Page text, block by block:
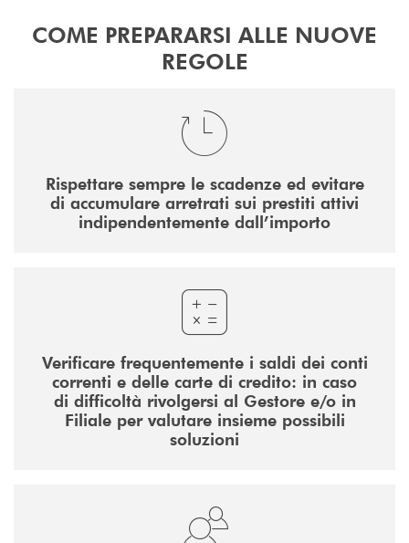
COME PREPARARSI ALLE NUOVE
REGOLE
Rispettare sempre le scadenze ed evitare
di accumulare arretrati sui prestiti attivi
indipendentemente dall’importo
Verificare frequentemente i saldi dei conti
correnti e delle carte di credito: in caso
di difficoltà rivolgersi al Gestore e/o in
Filiale per valutare insieme possibili
soluzioni